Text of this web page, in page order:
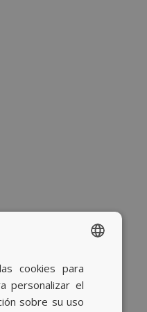
SPANISH
BASQUE
cookies para
personalizar el
sobre su uso